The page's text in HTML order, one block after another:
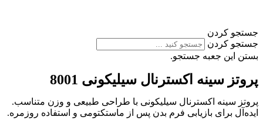
جستجو کردن
جستجو کردن
بستن این جعبه جستجو.
پروتز سینه اکسترنال سیلیکونی 8001
پروتز سینه اکسترنال سیلیکونی با طراحی طبیعی و وزن متناسب.
ایده‌آل برای بازیابی فرم بدن پس از ماستکتومی و استفاده روزمره.